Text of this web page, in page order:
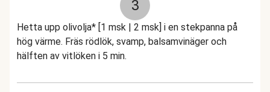
3
Hetta upp olivolja* [1 msk | 2 msk] i en stekpanna på
hög värme. Fräs rödlök, svamp, balsamvinäger och
hälften av vitlöken i 5 min.